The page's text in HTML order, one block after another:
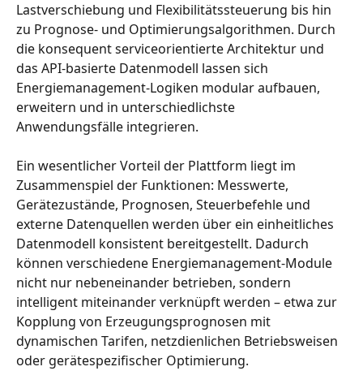
Lastverschiebung und Flexibilitätssteuerung bis hin
zu Prognose- und Optimierungsalgorithmen. Durch
die konsequent serviceorientierte Architektur und
das API-basierte Datenmodell lassen sich
Energiemanagement-Logiken modular aufbauen,
erweitern und in unterschiedlichste
Anwendungsfälle integrieren.
Ein wesentlicher Vorteil der Plattform liegt im
Zusammenspiel der Funktionen: Messwerte,
Gerätezustände, Prognosen, Steuerbefehle und
externe Datenquellen werden über ein einheitliches
Datenmodell konsistent bereitgestellt. Dadurch
können verschiedene Energiemanagement-Module
nicht nur nebeneinander betrieben, sondern
intelligent miteinander verknüpft werden – etwa zur
Kopplung von Erzeugungsprognosen mit
dynamischen Tarifen, netzdienlichen Betriebsweisen
oder gerätespezifischer Optimierung.